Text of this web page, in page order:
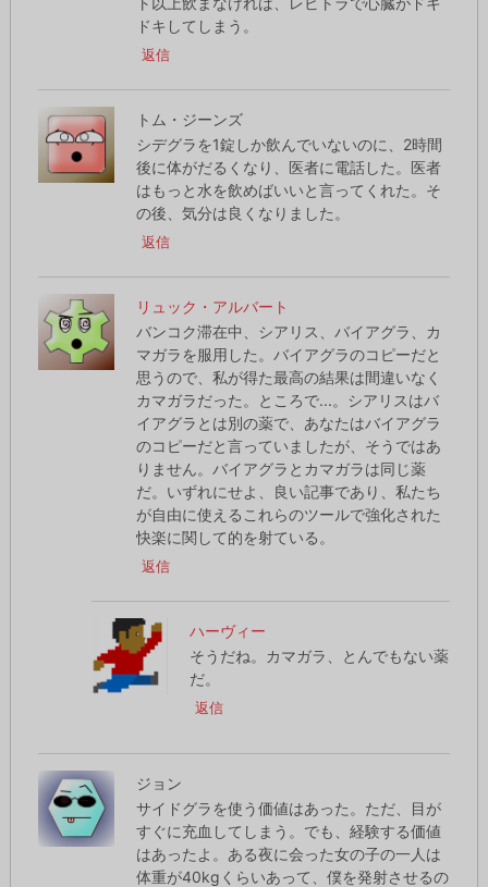
ドキしてしまう。
返信
トム・ジーンズ
シデグラを1錠しか飲んでいないのに、2時間
後に体がだるくなり、医者に電話した。医者
はもっと水を飲めばいいと言ってくれた。そ
の後、気分は良くなりました。
返信
リュック・アルバート
バンコク滞在中、シアリス、バイアグラ、カ
マガラを服用した。バイアグラのコピーだと
思うので、私が得た最高の結果は間違いなく
カマガラだった。ところで...。シアリスはバ
イアグラとは別の薬で、あなたはバイアグラ
のコピーだと言っていましたが、そうではあ
りません。バイアグラとカマガラは同じ薬
だ。いずれにせよ、良い記事であり、私たち
が自由に使えるこれらのツールで強化された
快楽に関して的を射ている。
返信
ハーヴィー
そうだね。カマガラ、とんでもない薬
だ。
返信
ジョン
サイドグラを使う価値はあった。ただ、目が
すぐに充血してしまう。でも、経験する価値
はあったよ。ある夜に会った女の子の一人は
体重が40kgくらいあって、僕を発射させるの